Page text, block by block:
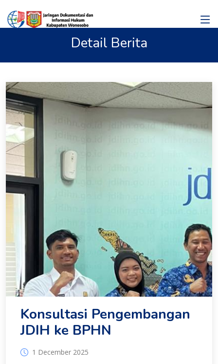
Detail Berita
Konsultasi Pengembangan
JDIH ke BPHN
1 December 2025